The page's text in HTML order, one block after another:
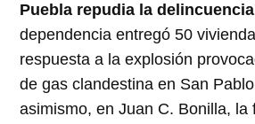
Puebla repudia la
dependencia entregó 50
respuesta a la explosión
de gas clandestina en San
asimismo, en Juan C. Bonilla, la